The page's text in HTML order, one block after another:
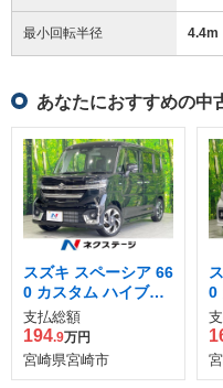
最小回転半径 4.4m
あなたにおすすめの中
スズキ スペーシア 66
0 カスタム ハイブリ
ッド XS
支払総額
194.9万円
宮崎県宮崎市
0